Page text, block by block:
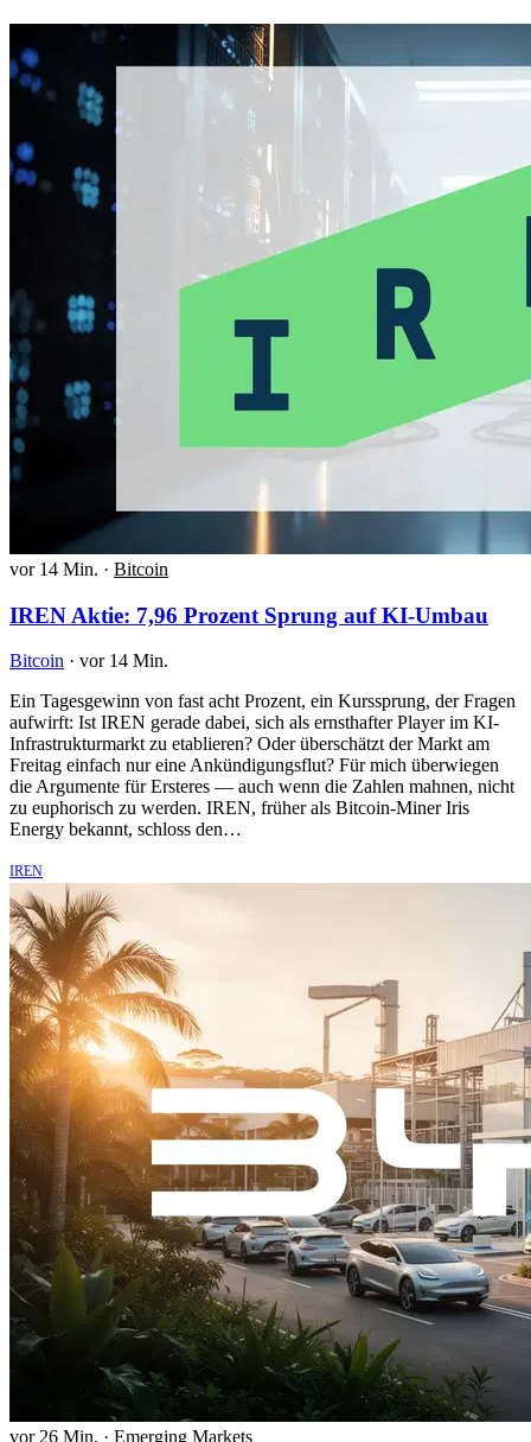
vor 14 Min. · Bitcoin
IREN Aktie: 7,96 Prozent Sprung auf KI-Umbau
Bitcoin · vor 14 Min.
Ein Tagesgewinn von fast acht Prozent, ein Kurssprung, der Fragen
aufwirft: Ist IREN gerade dabei, sich als ernsthafter Player im KI-
Infrastrukturmarkt zu etablieren? Oder überschätzt der Markt am
Freitag einfach nur eine Ankündigungsflut? Für mich überwiegen
die Argumente für Ersteres — auch wenn die Zahlen mahnen, nicht
zu euphorisch zu werden. IREN, früher als Bitcoin-Miner Iris
Energy bekannt, schloss den…
IREN
vor 26 Min. · Emerging Markets